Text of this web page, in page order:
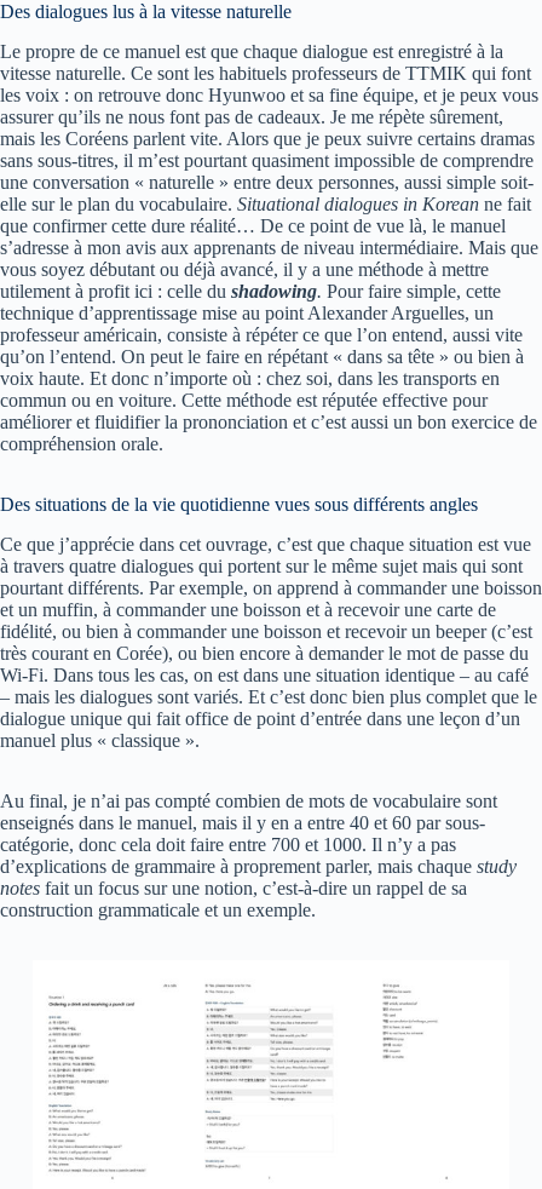
Des dialogues lus à la vitesse naturelle
Le propre de ce manuel est que chaque dialogue est enregistré à la
vitesse naturelle. Ce sont les habituels professeurs de TTMIK qui font
les voix : on retrouve donc Hyunwoo et sa fine équipe, et je peux vous
assurer qu’ils ne nous font pas de cadeaux. Je me répète sûrement,
mais les Coréens parlent vite. Alors que je peux suivre certains dramas
sans sous-titres, il m’est pourtant quasiment impossible de comprendre
une conversation « naturelle » entre deux personnes, aussi simple soit-
elle sur le plan du vocabulaire. Situational dialogues in Korean ne fait
que confirmer cette dure réalité… De ce point de vue là, le manuel
s’adresse à mon avis aux apprenants de niveau intermédiaire. Mais que
vous soyez débutant ou déjà avancé, il y a une méthode à mettre
utilement à profit ici : celle du shadowing. Pour faire simple, cette
technique d’apprentissage mise au point Alexander Arguelles, un
professeur américain, consiste à répéter ce que l’on entend, aussi vite
qu’on l’entend. On peut le faire en répétant « dans sa tête » ou bien à
voix haute. Et donc n’importe où : chez soi, dans les transports en
commun ou en voiture. Cette méthode est réputée effective pour
améliorer et fluidifier la prononciation et c’est aussi un bon exercice de
compréhension orale.
Des situations de la vie quotidienne vues sous différents angles
Ce que j’apprécie dans cet ouvrage, c’est que chaque situation est vue
à travers quatre dialogues qui portent sur le même sujet mais qui sont
pourtant différents. Par exemple, on apprend à commander une boisson
et un muffin, à commander une boisson et à recevoir une carte de
fidélité, ou bien à commander une boisson et recevoir un beeper (c’est
très courant en Corée), ou bien encore à demander le mot de passe du
Wi-Fi. Dans tous les cas, on est dans une situation identique – au café
– mais les dialogues sont variés. Et c’est donc bien plus complet que le
dialogue unique qui fait office de point d’entrée dans une leçon d’un
manuel plus « classique ».
Au final, je n’ai pas compté combien de mots de vocabulaire sont
enseignés dans le manuel, mais il y en a entre 40 et 60 par sous-
catégorie, donc cela doit faire entre 700 et 1000. Il n’y a pas
d’explications de grammaire à proprement parler, mais chaque study
notes fait un focus sur une notion, c’est-à-dire un rappel de sa
construction grammaticale et un exemple.